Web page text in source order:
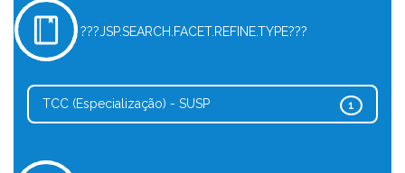
???JSP.SEARCH.FACET.REFINE.TYPE???
1
TCC (Especialização) - SUSP